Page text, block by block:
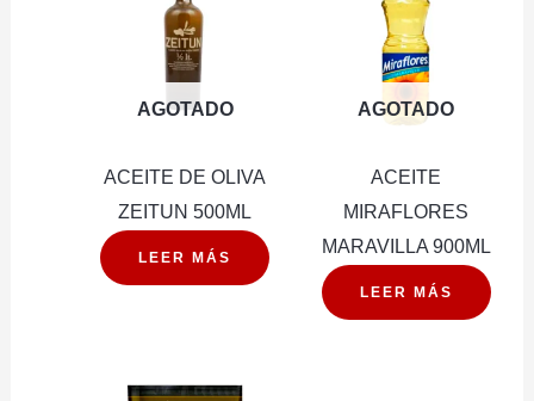
AGOTADO
ACEITE DE OLIVA
ZEITUN 500ML
LEER MÁS
AGOTADO
ACEITE
MIRAFLORES
MARAVILLA 900ML
LEER MÁS